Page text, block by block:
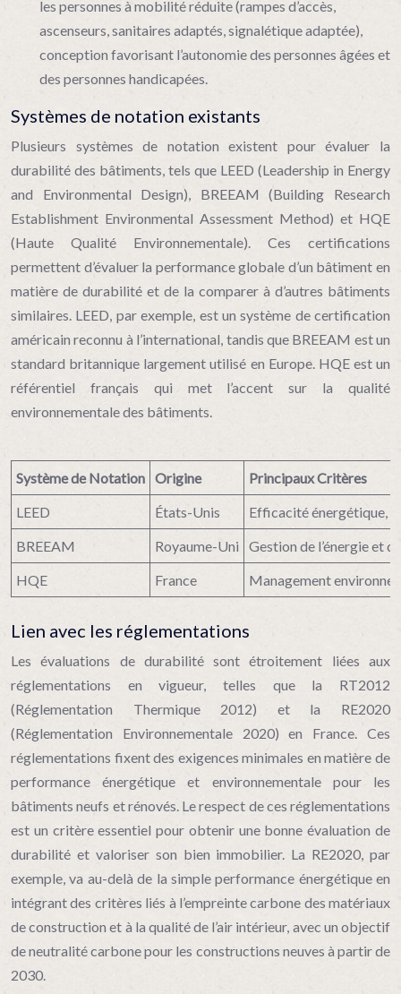
les personnes à mobilité réduite (rampes d’accès,
ascenseurs, sanitaires adaptés, signalétique adaptée),
conception favorisant l’autonomie des personnes âgées et
des personnes handicapées.
Systèmes de notation existants
Plusieurs systèmes de notation existent pour évaluer la
durabilité des bâtiments, tels que LEED (Leadership in Energy
and Environmental Design), BREEAM (Building Research
Establishment Environmental Assessment Method) et HQE
(Haute Qualité Environnementale). Ces certifications
permettent d’évaluer la performance globale d’un bâtiment en
matière de durabilité et de la comparer à d’autres bâtiments
similaires. LEED, par exemple, est un système de certification
américain reconnu à l’international, tandis que BREEAM est un
standard britannique largement utilisé en Europe. HQE est un
référentiel français qui met l’accent sur la qualité
environnementale des bâtiments.
Système de Notation Origine
Principaux Critères
LEED
États-Unis
Efficacité énergétique,
BREEAM
Royaume-Uni
Gestion de l’énergie et
HQE
France Management
Lien avec les réglementations
Les évaluations de durabilité sont étroitement liées aux
réglementations en vigueur, telles que la RT2012
(Réglementation Thermique 2012) et la RE2020
(Réglementation Environnementale 2020) en France. Ces
réglementations fixent des exigences minimales en matière de
performance énergétique et environnementale pour les
bâtiments neufs et rénovés. Le respect de ces réglementations
est un critère essentiel pour obtenir une bonne évaluation de
durabilité et valoriser son bien immobilier. La RE2020, par
exemple, va au-delà de la simple performance énergétique en
intégrant des critères liés à l’empreinte carbone des matériaux
de construction et à la qualité de l’air intérieur, avec un objectif
de neutralité carbone pour les constructions neuves à partir de
2030.